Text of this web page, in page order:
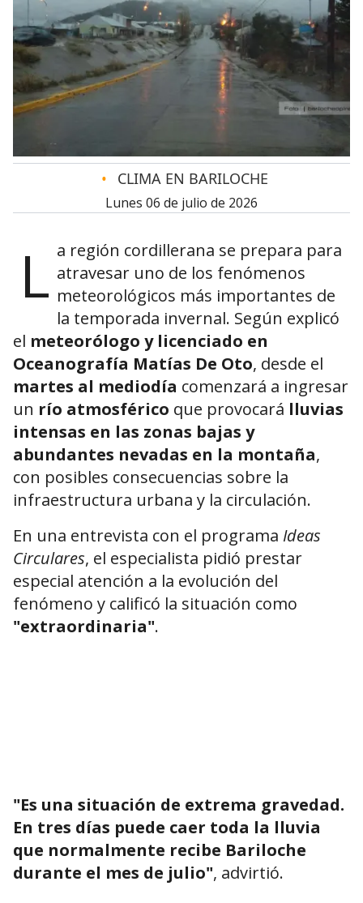
• CLIMA EN BARILOCHE
lunes 06 de julio de 2026
L a región cordillerana se prepara para
atravesar uno de los fenómenos
meteorológicos más importantes de
la temporada invernal. Según explicó
el meteorólogo y licenciado en
Oceanografía Matías De Oto, desde el
martes al mediodía comenzará a ingresar
un río atmosférico que provocará lluvias
intensas en las zonas bajas y
abundantes nevadas en la montaña,
con posibles consecuencias sobre la
infraestructura urbana y la circulación.
En una entrevista con el programa Ideas
Circulares, el especialista pidió prestar
especial atención a la evolución del
fenómeno y calificó la situación como
"extraordinaria".
"Es una situación de extrema gravedad.
En tres días puede caer toda la lluvia
que normalmente recibe Bariloche
durante el mes de julio", advirtió.